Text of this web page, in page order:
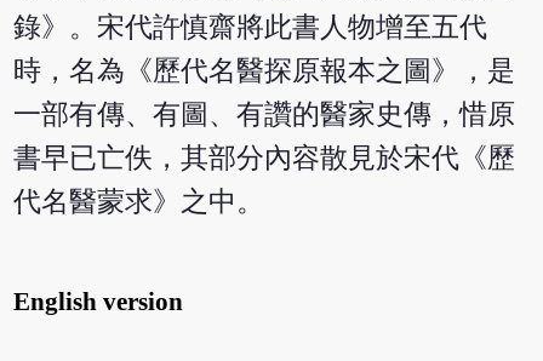
錄》。宋代許慎齋將此書人物增至五代
時，名為《歷代名醫探原報本之圖》，是
一部有傳、有圖、有讚的醫家史傳，惜原
書早已亡佚，其部分內容散見於宋代《歷
代名醫蒙求》之中。
English version